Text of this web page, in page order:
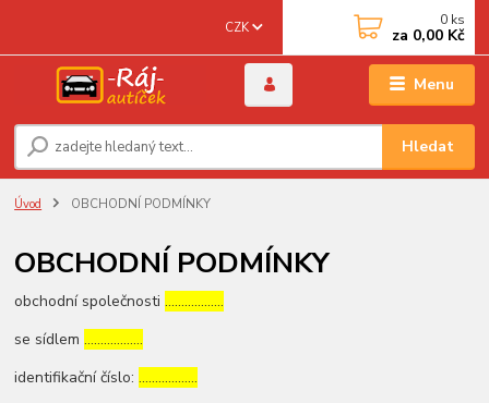
Menu
CZK
Hledat
0 ks
za 0,00 Kč
Úvod OBCHODNÍ PODMÍNKY
OBCHODNÍ PODMÍNKY
obchodní společnosti………………
se sídlem………………
identifikační číslo:………………